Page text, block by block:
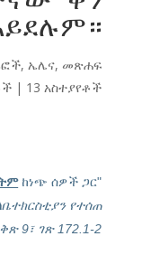
,ኤሌና,መጽሐፍ
| 13 አስተያየቶች
"La gente de raza negra
ከነጭ ሰዎች ጋር
የተሰጠ
9፣ ገጽ 172.1-2